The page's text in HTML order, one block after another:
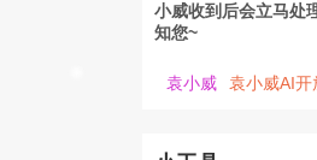
小威收到后会立马处
知您~
袁小威 袁小威AI开